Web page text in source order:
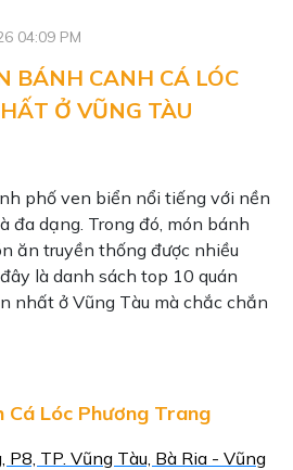
04:09 PM
BÁNH CANH CÁ LÓC
Ở VŨNG TÀU
phố ven biển nổi tiếng với nền
đa dạng. Trong đó, món bánh
ăn truyền thống được nhiều
là danh sách top 10 quán
nhất ở Vũng Tàu mà chắc chắn
Cá Lóc Phương Trang
TP. Vũng Tàu, Bà Ria - Vũng